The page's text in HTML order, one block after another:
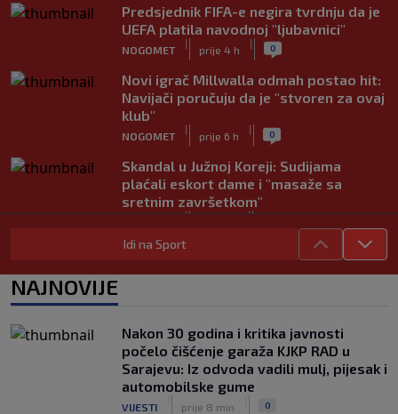
Predsjednik FIFA-e negira tvrdnju da je
UEFA platila navodnoj "ljubavnici"
NOGOMET
|
prije 4 h
| 0
Novi igrač Millwalla odmah postao hit:
Navijači poručuju da je "stvoren za ovaj
klub"
NOGOMET
|
prije 6 h
| 0
Skandal u Južnoj Koreji: Sudijama
plaćali eskort dame i "masaže sa
sretnim završetkom"
| |
Barcelona poslala prvu ponudu za
Dalić će postati najskuplji hrvatski
trener u historiji i jedan od najplaćenijih
selektora svijeta
NOGOMET
|
prije 9 h
|
Idi na Sport
NAJNOVIJE
Nakon 30 godina i kritika javnosti
počelo čišćenje garaža KJKP RAD u
Sarajevu: Iz odvoda vadili mulj, pijesak i
automobilske gume
VIJESTI prije 8 min 0